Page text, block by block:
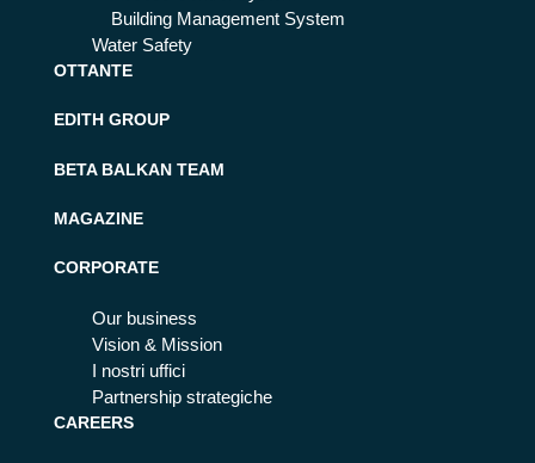
Building Management System
Water Safety
OTTANTE
EDITH GROUP
BETA BALKAN TEAM
MAGAZINE
CORPORATE
Our business
Vision & Mission
I nostri uffici
Partnership strategiche
CAREERS